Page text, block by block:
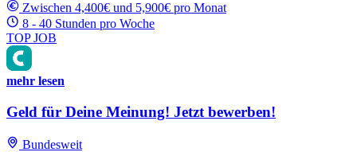
Zwischen 4,400€ und 5,900€ pro Monat
8 - 40 Stunden pro Woche
TOP JOB
mehr lesen
Geld für Deine Meinung! Jetzt bewerben!
Bundesweit